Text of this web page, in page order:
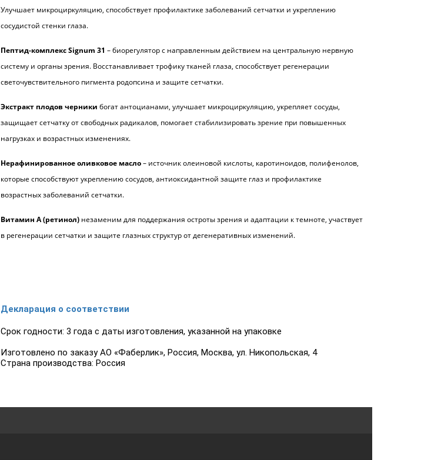
Улучшает микроциркуляцию, способствует профилактике заболеваний сетчатки и укреплению
сосудистой стенки глаза.
Пептид-комплекс Signum 31 – биорегулятор с направленным действием на центральную нервную
систему и органы зрения. Восстанавливает трофику тканей глаза, способствует регенерации
светочувствительного пигмента родопсина и защите сетчатки.
Экстракт плодов черники богат антоцианами, улучшает микроциркуляцию, укрепляет сосуды,
защищает сетчатку от свободных радикалов, помогает стабилизировать зрение при повышенных
нагрузках и возрастных изменениях.
Нерафинированное оливковое масло– источник олеиновой кислоты, каротиноидов, полифенолов,
которые способствуют укреплению сосудов, антиоксидантной защите глаз и профилактике
возрастных заболеваний сетчатки.
Витамин А (ретинол) незаменим для поддержания остроты зрения и адаптации к темноте, участвует
в регенерации сетчатки и защите глазных структур от дегенеративных изменений.
Декларация о соответствии
Срок годности: 3 года с даты изготовления, указанной на упаковке
Изготовлено по заказу АО «Фаберлик», Россия, Москва, ул. Никопольская, 4
Страна производства: Россия